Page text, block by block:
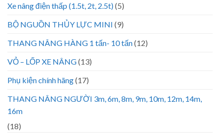
Xe nâng điện thấp (1.5t, 2t, 2.5t)(5)
BỘ NGUỒN THỦY LỰC MINI (9)
THANG NÂNG HÀNG 1 tấn- 10 tấn(12)
VỎ – LỐP XE NÂNG(13)
Phụ kiện chính hãng(17)
THANG NÂNG NGƯỜI 3m, 6m, 8m, 9m, 10m, 12m, 14m,
16m
(18)